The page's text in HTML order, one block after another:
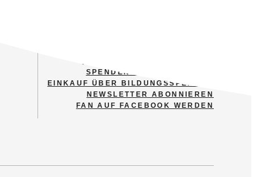
SPENDENSTEIN ERWERBEN
EINKAUF ÜBER BILDUNGSSPENDER
NEWSLETTER ABONNIEREN
FAN AUF FACEBOOK WERDEN